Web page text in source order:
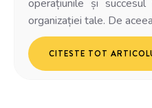
operațiunile și
organizației tale. De
CITESTE TOT